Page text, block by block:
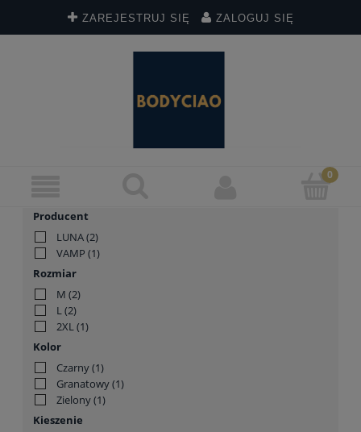
ZAREJESTRUJ SIĘ ZALOGUJ SIĘ
Producent
LUNA(2)
VAMP (1)
Rozmiar
M (2)
L(2)
2XL(1)
Kolor
Czarny(1)
Granatowy(1)
Zielony(1)
Kieszenie